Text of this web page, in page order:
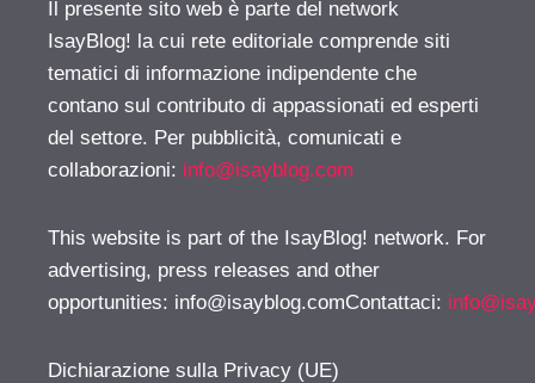
Il presente sito web è parte del network
IsayBlog! la cui rete editoriale comprende siti
tematici di informazione indipendente che
contano sul contributo di appassionati ed esperti
del settore. Per pubblicità, comunicati e
collaborazioni: info@isayblog.com
This website is part of the IsayBlog! network. For
advertising, press releases and other
opportunities: info@isayblog.comContattaci:
Dichiarazione sulla Privacy (UE)